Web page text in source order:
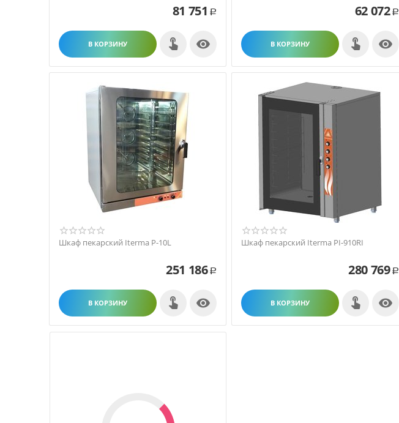
81 751 Р
В КОРЗИНУ 
62 072 Р
В КОРЗИНУ 
Шкаф пекарский Iterma P-10L
251 186 Р
В КОРЗИНУ 
Шкаф пекарский Iterma PI-910RI
280 769 Р
В КОРЗИНУ 